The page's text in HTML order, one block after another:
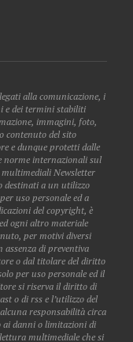
alla comunicazione, i
e dei termini stabiliti
immagini, foto,
contenuto del sito
e dunque protetti dalle
norme internazionali sul
Newsletter
destinati a un utilizzo
uso personale ed a
del copyright, è
ogni altro materiale
per motivi diversi
assenza di preventiva
o dal titolare del diritto
per uso personale ed il
si riserva il diritto di
o di rss e l’utilizzo del
responsabilità circa
ai danni o limitazioni di
multimediale che si